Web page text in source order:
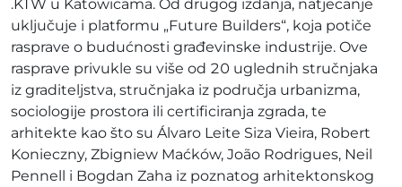
.KTW u Katowicama. Od drugog izdanja, natjecanje
uključuje i platformu „Future Builders“, koja potiče
rasprave o budućnosti građevinske industrije. Ove
rasprave privukle su više od 20 uglednih stručnjaka
iz graditeljstva, stručnjaka iz područja urbanizma,
sociologije prostora ili certificiranja zgrada, te
arhitekte kao što su Álvaro Leite Siza Vieira, Robert
Konieczny, Zbigniew Maćków, João Rodrigues, Neil
Pennell i Bogdan Zaha iz poznatog arhitektonskog